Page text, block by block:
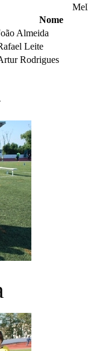
Nome
Almeida
Leite
Rodrigues